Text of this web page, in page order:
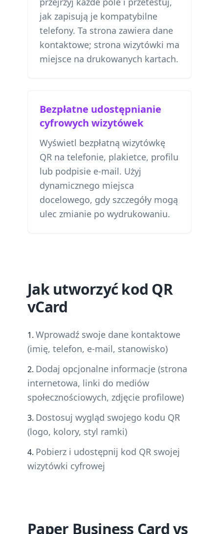
jak zapisują je kompatybilne
telefony. Ta strona zawiera dane
kontaktowe; strona wizytówki ma
miejsce na drukowanych kartach.
Bezpłatne udostępnianie
cyfrowych wizytówek
Wyświetl bezpłatną wizytówkę
QR na telefonie, plakietce, profilu
lub podpisie e-mail. Użyj
dynamicznego miejsca
docelowego, gdy szczegóły mogą
ulec zmianie po wydrukowaniu.
Jak utworzyć kod QR
vCard
Wprowadź swoje dane kontaktowe
(imię, telefon, e-mail, stanowisko)
Dodaj opcjonalne informacje (strona
internetowa, linki do mediów
społecznościowych, zdjęcie profilowe)
Dostosuj wygląd swojego kodu QR
(logo, kolory, styl ramki)
Pobierz i udostępnij kod QR swojej
wizytówki cyfrowej
Paper Business Card vs